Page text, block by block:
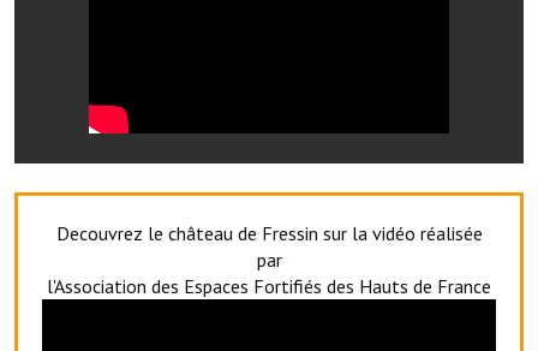
La société musicale de l'Avenir Fressinois
La troupe théâtrale de l'Avenir Fressinois
Le foyer rural
Decouvrez le château de Fressin sur la vidéo réalisée
par
l'Association des Espaces Fortifiés des Hauts de France